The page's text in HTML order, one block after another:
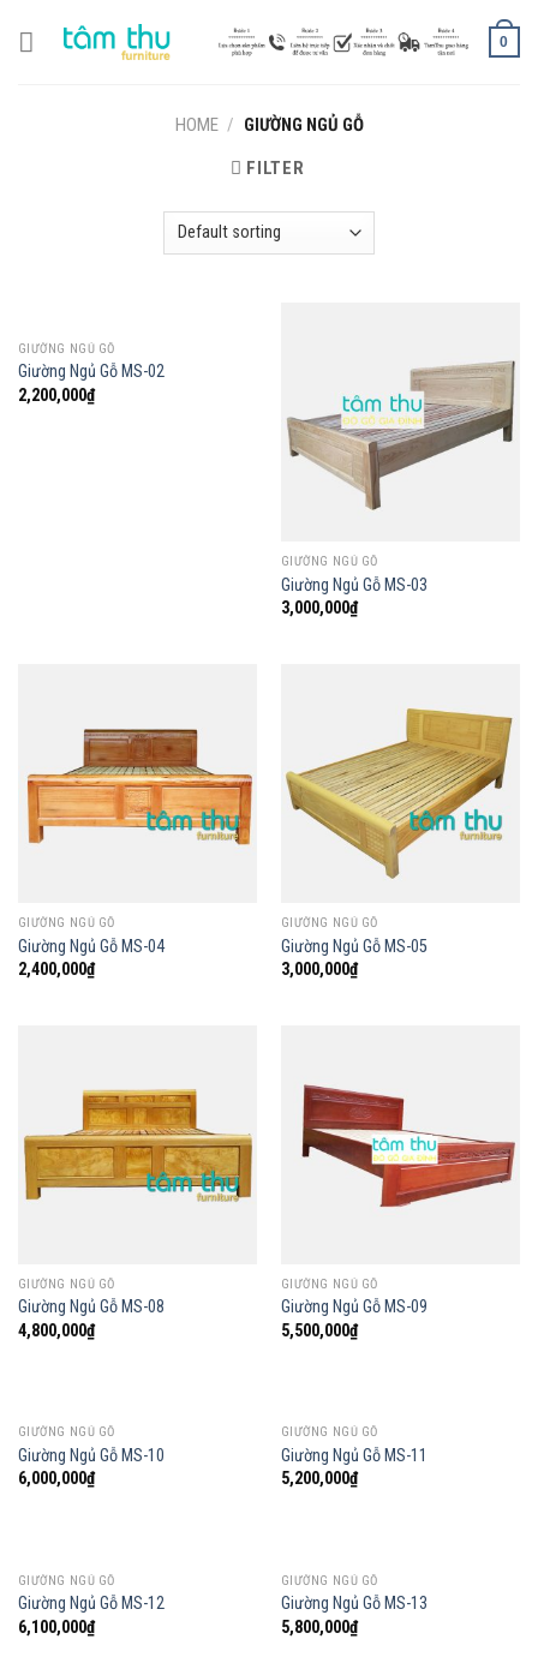
0
HOME / GIƯỜNG NGỦ GỖ
FILTER
GIƯỜNG NGỦ GỖ
Giường Ngủ Gỗ MS-02
2,200,000₫
GIƯỜNG NGỦ GỖ
Giường Ngủ Gỗ MS-03
3,000,000₫
GIƯỜNG NGỦ GỖ
Giường Ngủ Gỗ MS-04
2,400,000₫
GIƯỜNG NGỦ GỖ
Giường Ngủ Gỗ MS-05
3,000,000₫
GIƯỜNG NGỦ GỖ
Giường Ngủ Gỗ MS-08
4,800,000₫
GIƯỜNG NGỦ GỖ
Giường Ngủ Gỗ MS-09
5,500,000₫
GIƯỜNG NGỦ GỖ
Giường Ngủ Gỗ MS-10
6,000,000₫
GIƯỜNG NGỦ GỖ
Giường Ngủ Gỗ MS-11
5,200,000₫
GIƯỜNG NGỦ GỖ
Giường Ngủ Gỗ MS-12
6,100,000₫
GIƯỜNG NGỦ GỖ
Giường Ngủ Gỗ MS-13
5,800,000₫